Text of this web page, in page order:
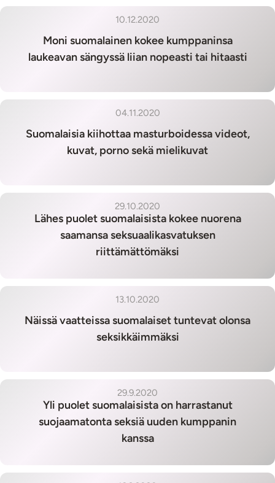
Moni suomalainen kokee kumppaninsa
laukeavan sängyssä liian nopeasti tai hitaasti
10.12.2020
Suomalaisia kiihottaa masturboidessa videot,
kuvat, porno sekä mielikuvat
04.11.2020
Lähes puolet suomalaisista kokee nuorena
saamansa seksuaalikasvatuksen
riittämättömäksi
29.10.2020
Näissä vaatteissa suomalaiset tuntevat olonsa
seksikkäimmäksi
13.10.2020
Yli puolet suomalaisista on harrastanut
suojaamatonta seksiä uuden kumppanin
kanssa
29.9.2020